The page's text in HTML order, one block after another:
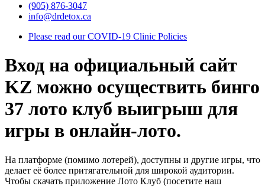
(905) 876-3047
info@drdetox.ca
Please read our COVID-19 Clinic Policies
Вход на официальный сайт
KZ можно осуществить бинго
37 лото клуб выигрыш для
игры в онлайн-лото.
На платформе (помимо лотерей), доступны и другие игры, что
делает её более притягательной для широкой аудитории.
Чтобы скачать приложение Лото Клуб (посетите наш